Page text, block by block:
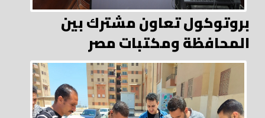
بروتوكول تعاون مشترك بين
المحافظة ومكتبات مصر